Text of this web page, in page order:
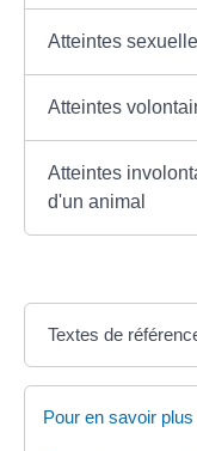
Atteintes
Atteintes
Atteintes
d'un animal
Textes de
Pour en savoir plus